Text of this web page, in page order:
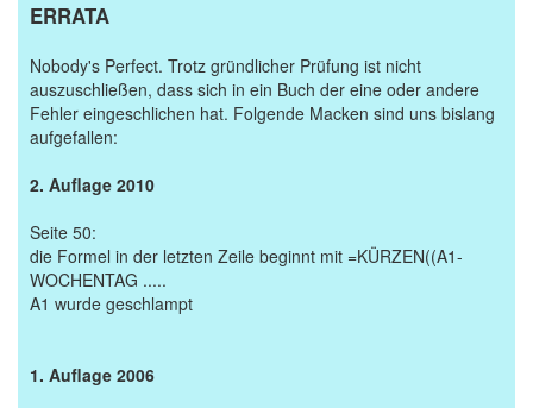
ERRATA
Nobody's Perfect. Trotz gründlicher Prüfung ist nicht
auszuschließen, dass sich in ein Buch der eine oder andere
Fehler eingeschlichen hat. Folgende Macken sind uns bislang
aufgefallen:
2. Auflage 2010
Seite 50:
die Formel in der letzten Zeile beginnt mit =KÜRZEN((A1-
WOCHENTAG .....
A1 wurde geschlampt
1. Auflage 2006